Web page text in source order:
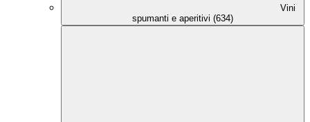
Vini
spumanti e aperitivi (634)